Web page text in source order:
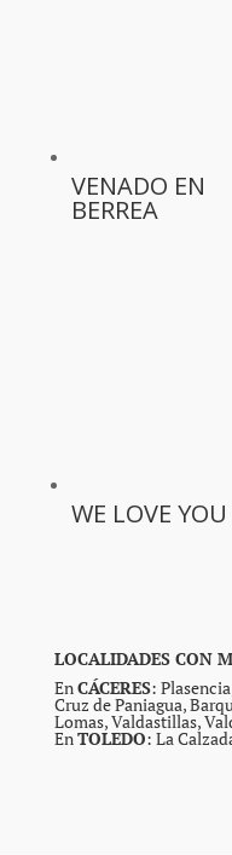
VENADO EN
BERREA
WE LOVE YOU
LOCALIDADES CON
EnCÁCERES:
Cruz de Paniagua,
Lomas, Valdastillas,
EnTOLEDO: La